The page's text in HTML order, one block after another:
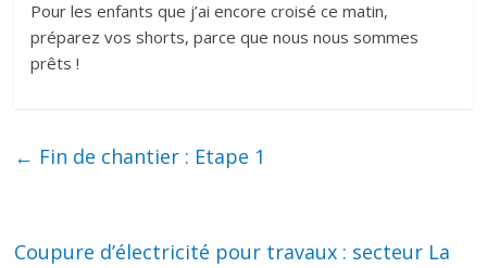
Pour les enfants que j’ai encore croisé ce matin,
préparez vos shorts, parce que nous nous sommes
prêts !
← Fin de chantier : Etape 1
Coupure d’électricité pour travaux : secteur La